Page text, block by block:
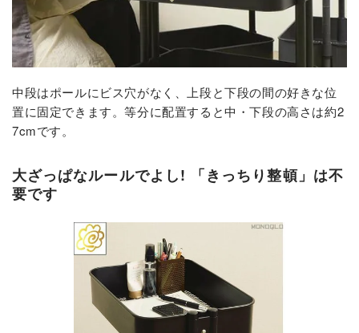
中段はポールにビス穴がなく、上段と下段の間の好きな位
置に固定できます。等分に配置すると中・下段の高さは約2
7cmです。
大ざっぱなルールでよし! 「きっちり整頓」は不
要です